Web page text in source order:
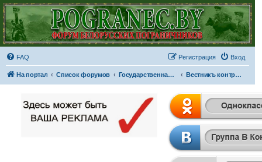
FAQ Вход
Регистрация
На портал Список форумов Государственная граница Вестникъ контрабандиста